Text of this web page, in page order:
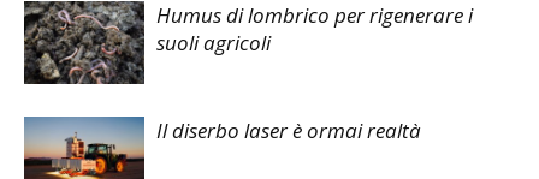
Humus di lombrico per rigenerare i
suoli agricoli
Il diserbo laser è ormai realtà